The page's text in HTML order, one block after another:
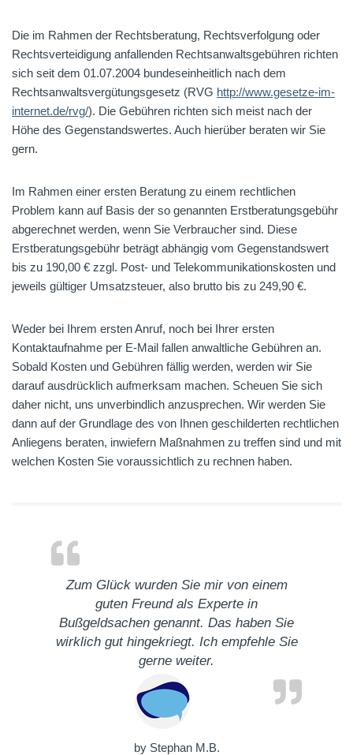
Die im Rahmen der Rechtsberatung, Rechtsverfolgung oder
Rechtsverteidigung anfallenden Rechtsanwaltsgebühren richten
sich seit dem 01.07.2004 bundeseinheitlich nach dem
Rechtsanwaltsvergütungsgesetz (RVG http://www.gesetze-im-
internet.de/rvg/). Die Gebühren richten sich meist nach der
Höhe des Gegenstandswertes. Auch hierüber beraten wir Sie
gern.
Im Rahmen einer ersten Beratung zu einem rechtlichen
Problem kann auf Basis der so genannten Erstberatungsgebühr
abgerechnet werden, wenn Sie Verbraucher sind. Diese
Erstberatungsgebühr beträgt abhängig vom Gegenstandswert
bis zu 190,00 € zzgl. Post- und Telekommunikationskosten und
jeweils gültiger Umsatzsteuer, also brutto bis zu 249,90 €.
Weder bei Ihrem ersten Anruf, noch bei Ihrer ersten
Kontaktaufnahme per E-Mail fallen anwaltliche Gebühren an.
Sobald Kosten und Gebühren fällig werden, werden wir Sie
darauf ausdrücklich aufmerksam machen. Scheuen Sie sich
daher nicht, uns unverbindlich anzusprechen. Wir werden Sie
dann auf der Grundlage des von Ihnen geschilderten rechtlichen
Anliegens beraten, inwiefern Maßnahmen zu treffen sind und mit
welchen Kosten Sie voraussichtlich zu rechnen haben.
Zum Glück wurden Sie mir von einem
guten Freund als Experte in
Bußgeldsachen genannt. Das haben Sie
wirklich gut hingekriegt. Ich empfehle Sie
gerne weiter.
by Stephan M.B.